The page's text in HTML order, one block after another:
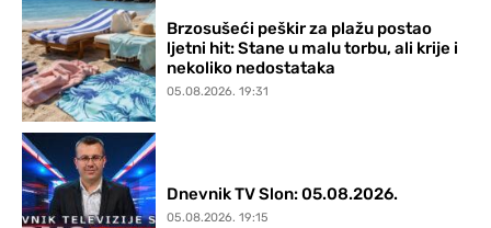
Brzosušeći peškir za plažu postao
ljetni hit: Stane u malu torbu, ali krije i
nekoliko nedostataka
05.08.2026. 19:31
Dnevnik TV Slon: 05.08.2026.
05.08.2026. 19:15